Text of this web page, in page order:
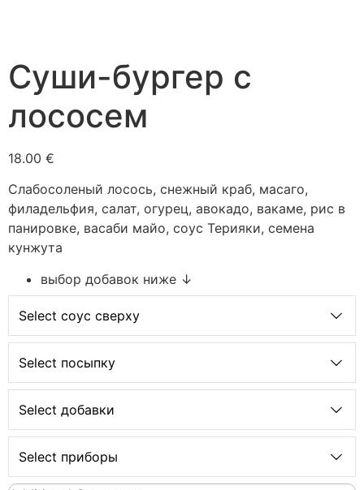
Суши-бургер с
лососем
18.00 €
Слабосоленый лосось, снежный краб, масаго,
филадельфия, салат, огурец, авокадо, вакаме, рис в
панировке, васаби майо, соус Терияки, семена
кунжута
выбор добавок ниже ↓
Select соус сверху
Select посыпку
Select добавки
Select приборы